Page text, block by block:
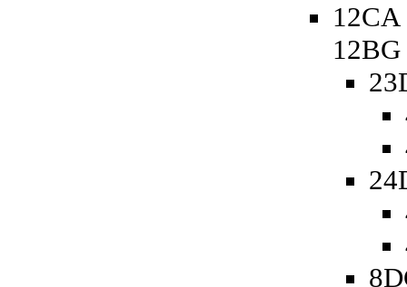
12BG